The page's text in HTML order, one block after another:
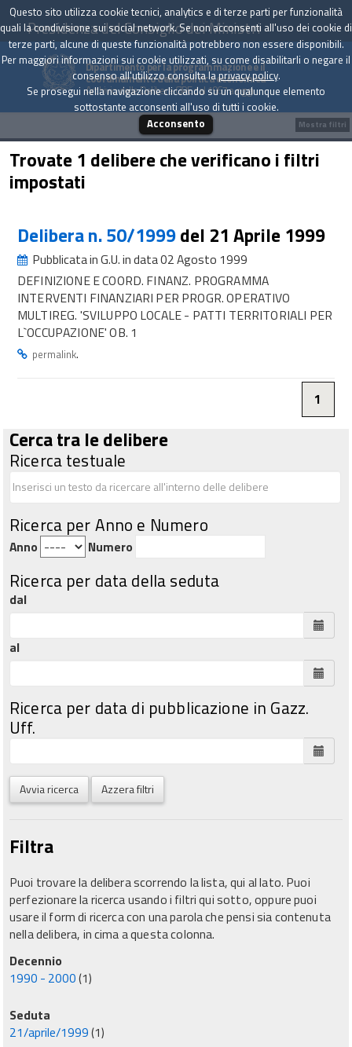
Presidenza del Consiglio dei Ministri
Dipartimento per la programmazione e il
coordinamento della politica economica
Archivio delle Delibere CIPE dal 1967 a oggi
Trovate 1 delibere che verificano i filtri
impostati
Delibera n. 50/1999del 21 Aprile 1999
Pubblicata in G.U. in data 02 Agosto 1999
DEFINIZIONE E COORD. FINANZ. PROGRAMMA
INTERVENTI FINANZIARI PER PROGR. OPERATIVO
MULTIREG. 'SVILUPPO LOCALE - PATTI TERRITORIALI PER
L`OCCUPAZIONE' OB. 1
permalink.
1
Cerca tra le delibere
Ricerca testuale
Ricerca per Anno e Numero
Anno Numero
Ricerca per data della seduta
dal
al
Ricerca per data di pubblicazione in Gazz.
Uff.
Avvia ricerca Azzera filtri
Filtra
Puoi trovare la delibera scorrendo la lista, qui al lato. Puoi
perfezionare la ricerca usando i filtri qui sotto, oppure puoi
usare il form di ricerca con una parola che pensi sia contenuta
nella delibera, in cima a questa colonna.
Decennio
1990 - 2000(1)
Seduta
21/aprile/1999(1)
Mostra filtri
Questo sito utilizza cookie tecnici, analytics e di terze parti per funzionalità
quali la condivisione sui social network. Se non acconsenti all'uso dei cookie di
terze parti, alcune di queste funzionalità potrebbero non essere disponibili.
Per maggiori informazioni sui cookie utilizzati, su come disabilitarli o negare il
consenso all'utilizzo consulta laprivacy policy.
Se prosegui nella navigazione cliccando su un qualunque elemento
sottostante acconsenti all'uso di tutti i cookie.
Acconsento